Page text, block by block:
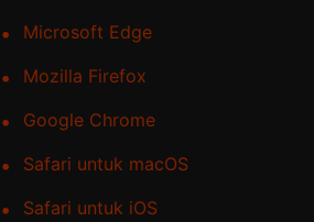
Microsoft Edge
Mozilla Firefox
Google Chrome
Safari untuk macOS
Safari untuk iOS